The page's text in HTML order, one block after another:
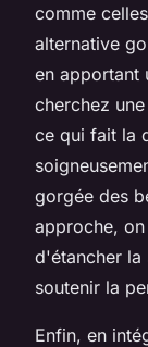
comme
alternative
en apportant
cherchez
ce qui fait la
gorgée des
approche,
d'étancher la
soutenir la
Enfin, en